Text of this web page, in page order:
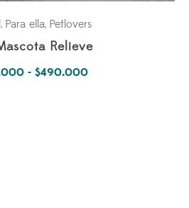
, Para ella, Petlovers
Relieve
- $490.000Rango